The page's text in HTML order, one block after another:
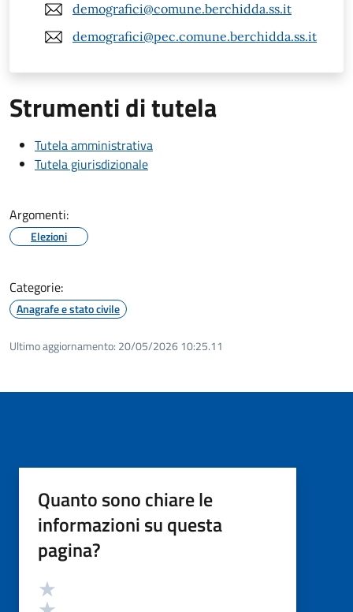
demografici@comune.berchidda.ss.it
demografici@pec.comune.berchidda.ss.it
Strumenti di tutela
Tutela amministrativa
Tutela giurisdizionale
Argomenti:
Elezioni
Categorie:
Anagrafe e stato civile
Ultimo aggiornamento: 20/05/2026 10:25.11
Quanto sono chiare le
informazioni su questa
pagina?
Valutazione